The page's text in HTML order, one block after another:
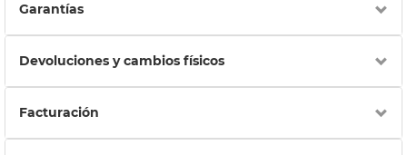
Garantías
Devoluciones y cambios físicos
Facturación